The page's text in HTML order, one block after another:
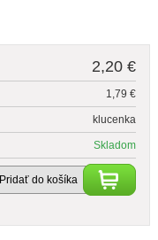
2,20 €
1,79 €
klucenka
Skladom
Pridať do košíka